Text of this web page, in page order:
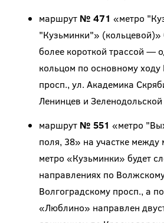
маршрут № 471 «метро
"Кузьминки"» (кольцевой)»
более короткой трассой —
кольцом по основному ходу
просп., ул. Академика
Ленинцев и Зеленодольской
маршрут № 551 «метро
поля, 38» на участке
метро «Кузьминки» будет
направлениях по
Волгоградскому просп., а
«Люблино» направлен